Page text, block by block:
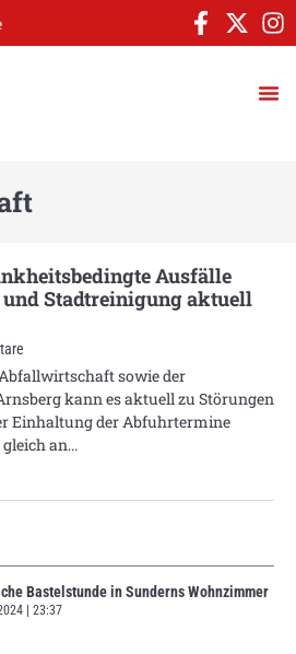
Ausfälle
Stadtreinigung aktuell
sowie der
kann es aktuell zu Störungen
Einhaltung der Abfuhrtermine
an
Bastelstunde in Sunderns Wohnzimmer
23:37